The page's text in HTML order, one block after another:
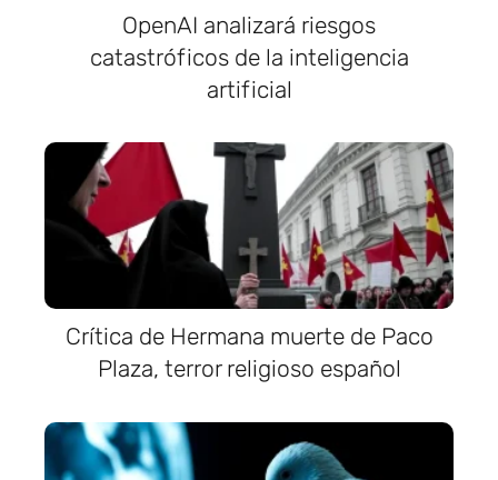
OpenAI analizará riesgos
catastróficos de la inteligencia
artificial
Crítica de Hermana muerte de Paco
Plaza, terror religioso español